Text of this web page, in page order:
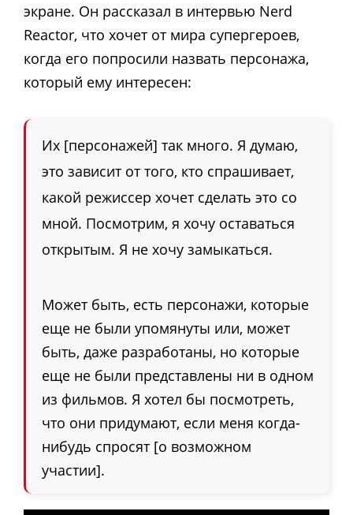
экране. Он рассказал в интервью Nerd
Reactor, что хочет от мира супергероев,
когда его попросили назвать персонажа,
который ему интересен:
Их [персонажей] так много. Я думаю,
это зависит от того, кто спрашивает,
какой режиссер хочет сделать это со
мной. Посмотрим, я хочу оставаться
открытым. Я не хочу замыкаться.
Может быть, есть персонажи, которые
еще не были упомянуты или, может
быть, даже разработаны, но которые
еще не были представлены ни в одном
из фильмов. Я хотел бы посмотреть,
что они придумают, если меня когда-
нибудь спросят [о возможном
участии].